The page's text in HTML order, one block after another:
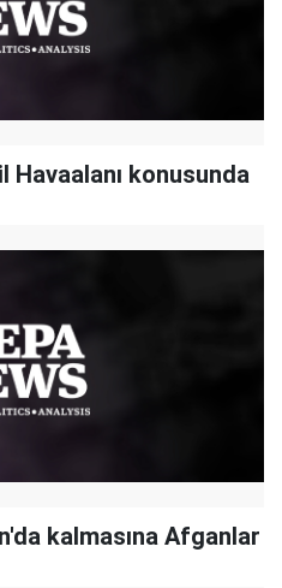
Havaalanı konusunda
kalmasına Afganlar